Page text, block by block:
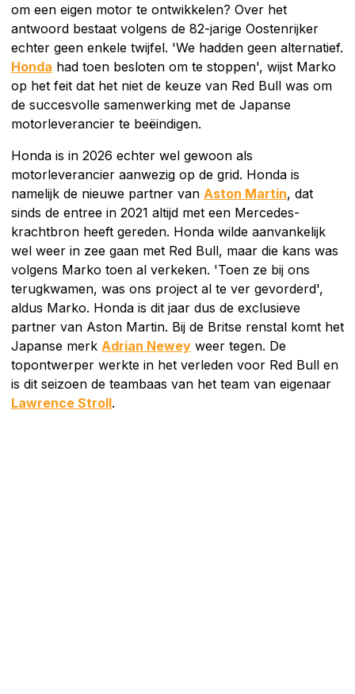
om een eigen motor te ontwikkelen? Over het
antwoord bestaat volgens de 82-jarige Oostenrijker
echter geen enkele twijfel. 'We hadden geen alternatief.
Honda had toen besloten om te stoppen', wijst Marko
op het feit dat het niet de keuze van Red Bull was om
de succesvolle samenwerking met de Japanse
motorleverancier te beëindigen.
Honda is in 2026 echter wel gewoon als
motorleverancier aanwezig op de grid. Honda is
namelijk de nieuwe partner van Aston Martin, dat
sinds de entree in 2021 altijd met een Mercedes-
krachtbron heeft gereden. Honda wilde aanvankelijk
wel weer in zee gaan met Red Bull, maar die kans was
volgens Marko toen al verkeken. 'Toen ze bij ons
terugkwamen, was ons project al te ver gevorderd',
aldus Marko. Honda is dit jaar dus de exclusieve
partner van Aston Martin. Bij de Britse renstal komt het
Japanse merk Adrian Newey weer tegen. De
topontwerper werkte in het verleden voor Red Bull en
is dit seizoen de teambaas van het team van eigenaar
Lawrence Stroll.